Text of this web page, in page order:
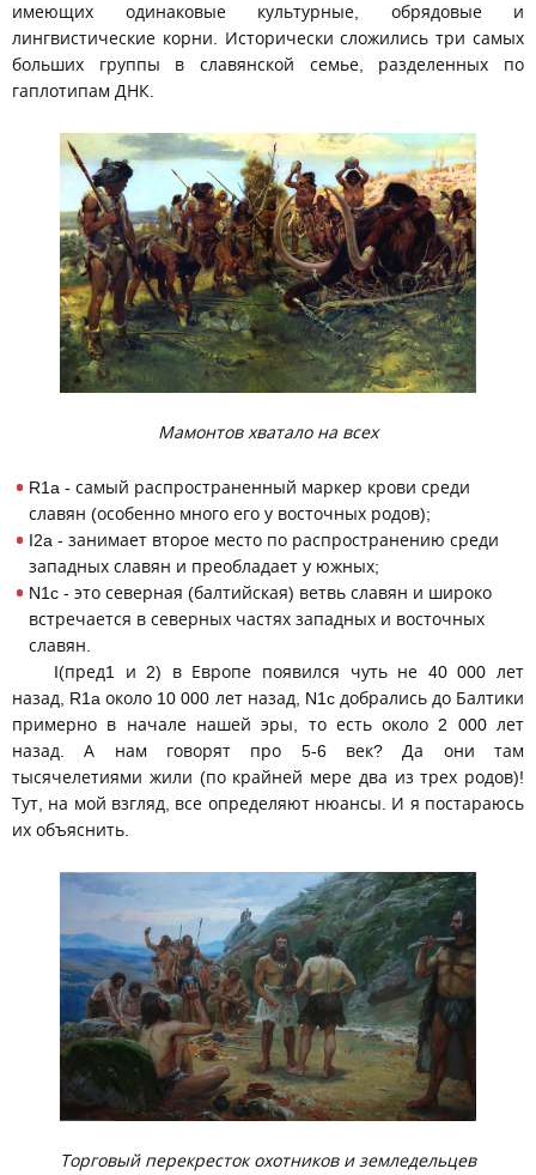
имеющих одинаковые культурные, обрядовые и
лингвистические корни. Исторически сложились три самых
больших группы в славянской семье, разделенных по
гаплотипам ДНК.
Мамонтов хватало на всех
R1a - самый распространенный маркер крови среди
славян (особенно много его у восточных родов);
I2a - занимает второе место по распространению среди
западных славян и преобладает у южных;
N1c - это северная (балтийская) ветвь славян и широко
встречается в северных частях западных и восточных
славян.
I(пред1 и 2) в Европе появился чуть не 40 000 лет
назад, R1a около 10 000 лет назад, N1c добрались до Балтики
примерно в начале нашей эры, то есть около 2 000 лет
назад. А нам говорят про 5-6 век? Да они там
тысячелетиями жили (по крайней мере два из трех родов)!
Тут, на мой взгляд, все определяют нюансы. И я постараюсь
их объяснить.
Торговый перекресток охотников и земледельцев